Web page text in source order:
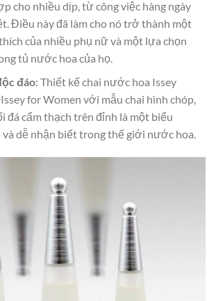
cho nhiều dịp, từ công việc hàng ngày
Điều này đã làm cho nó trở thành một
của nhiều phụ nữ và một lựa chọn
tủ nước hoa của họ.
đáo: Thiết kế chai nước hoa Issey
for Women với mẫu chai hình chóp,
đá cẩm thạch trên đỉnh là một biểu
dễ nhận biết trong thế giới nước hoa.